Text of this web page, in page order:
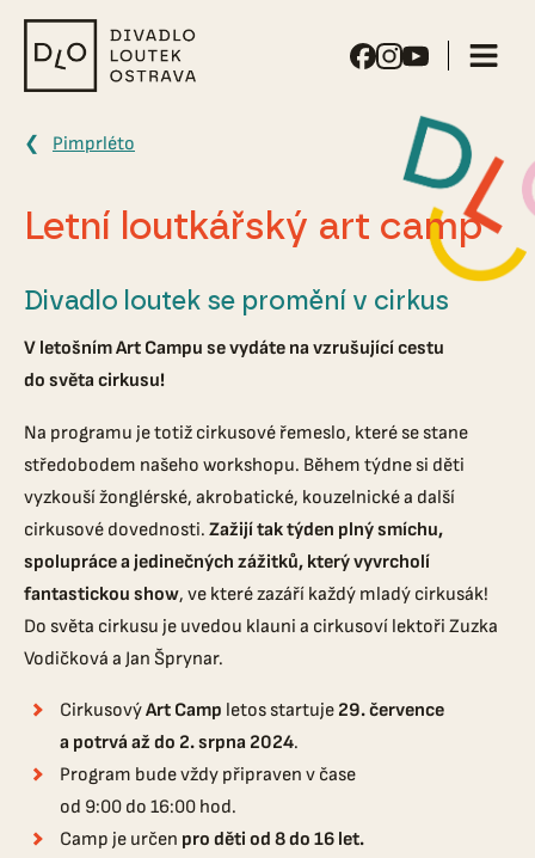
Divadlo
loutek
Pimprléto
Letní loutkářský art camp
Divadlo loutek se promění v cirkus
V letošním Art Campu se vydáte na vzrušující cestu
do světa cirkusu!
Na programu je totiž cirkusové řemeslo, které se stane
středobodem našeho workshopu. Během týdne si děti
vyzkouší žonglérské, akrobatické, kouzelnické a další
cirkusové dovednosti. Zažijí tak týden plný smíchu,
spolupráce a jedinečných zážitků, který vyvrcholí
fantastickou show, ve které zazáří každý mladý cirkusák!
Do světa cirkusu je uvedou klauni a cirkusoví lektoři Zuzka
Vodičková a Jan Šprynar.
CirkusovýArt Camp letos startuje 29. července
a potrvá až do 2. srpna 2024.
Program bude vždy připraven v čase
od 9:00 do 16:00 hod.
Camp je určen pro děti od 8 do 16 let.